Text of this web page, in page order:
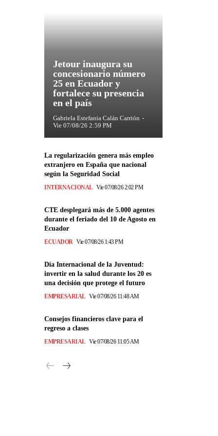
Jetour inaugura su
concesionario número
25 en Ecuador y
fortalece su presencia
en el país
Gabriela Estefania Calán Carrión -
Vie 07/08/26 2:59 PM
La regularización genera más empleo
extranjero en España que nacional
según la Seguridad Social
INTERNACIONAL Vie 07/08/26 2:02 PM
CTE desplegará más de 5.000 agentes
durante el feriado del 10 de Agosto en
Ecuador
ECUADOR Vie 07/08/26 1:43 PM
Día Internacional de la Juventud:
invertir en la salud durante los 20 es
una decisión que protege el futuro
EMPRESARIAL Vie 07/08/26 11:48 AM
Consejos financieros clave para el
regreso a clases
EMPRESARIAL Vie 07/08/26 11:05 AM